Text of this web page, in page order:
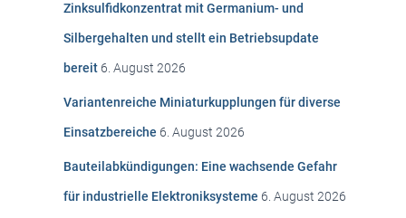
Zinksulfidkonzentrat mit Germanium- und
Silbergehalten und stellt ein Betriebsupdate
bereit 6. August 2026
Variantenreiche Miniaturkupplungen für diverse
Einsatzbereiche 6. August 2026
Bauteilabkündigungen: Eine wachsende Gefahr
für industrielle Elektroniksysteme 6. August 2026